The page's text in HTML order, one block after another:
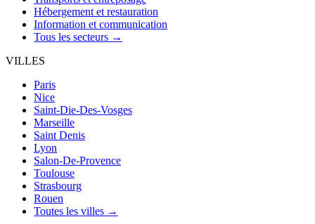
Hébergement et restauration
Information et communication
Tous les secteurs →
VILLES
Paris
Nice
Saint-Die-Des-Vosges
Marseille
Saint Denis
Lyon
Salon-De-Provence
Toulouse
Strasbourg
Rouen
Toutes les villes →